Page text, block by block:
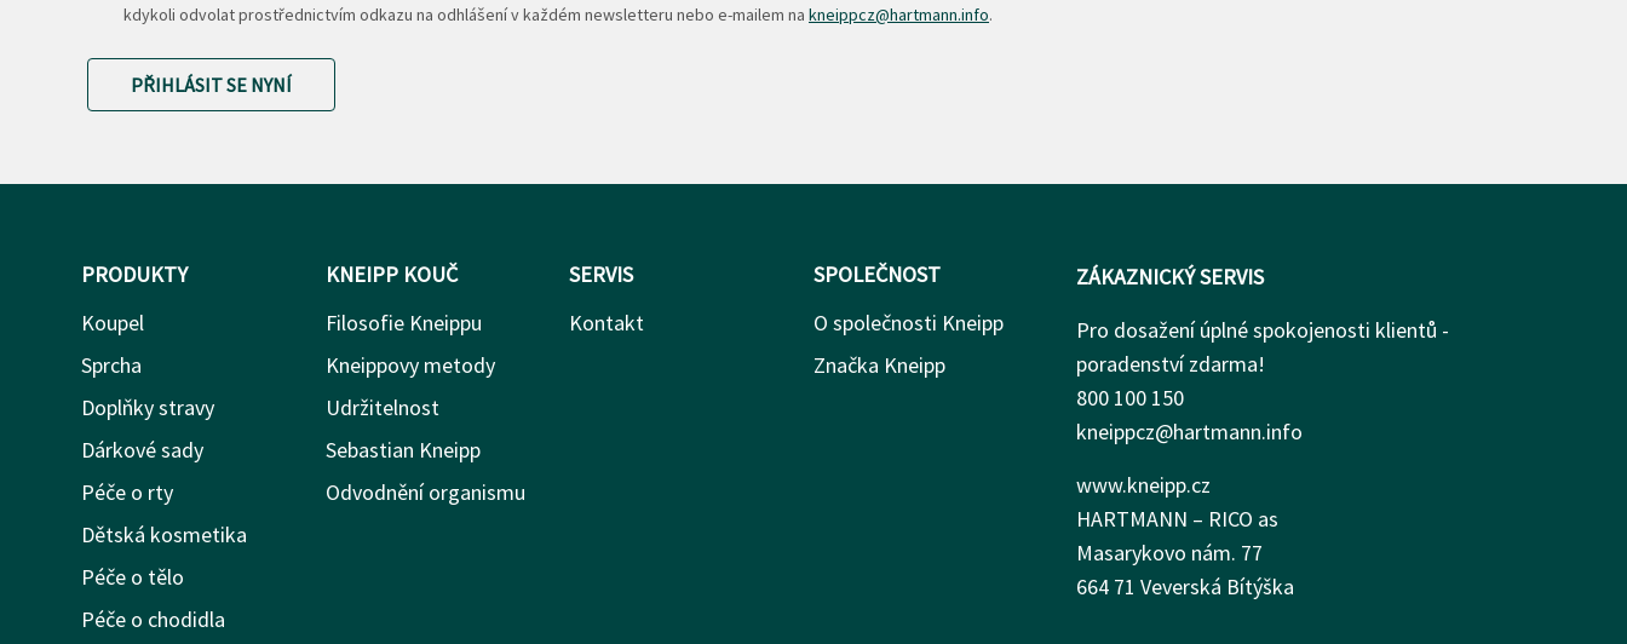
kdykoli odvolat prostřednictvím odkazu na odhlášení v každém newsletteru nebo e-mailem na kneippcz@hartmann.info.
PŘIHLÁSIT SE NYNÍ
PRODUKTY
Koupel
Sprcha
Doplňky stravy
Dárkové sady
Péče o rty
Dětská kosmetika
Péče o tělo
Péče o chodidla
KNEIPP KOUČ
Filosofie Kneippu
Kneippovy metody
Udržitelnost
Sebastian Kneipp
Odvodnění organismu
SERVIS
Kontakt
SPOLEČNOST
O společnosti Kneipp
Značka Kneipp
ZÁKAZNICKÝ SERVIS
Pro dosažení úplné spokojenosti klientů -
poradenství zdarma!
800 100 150
kneippcz@hartmann.info
www.kneipp.cz
HARTMANN – RICO as
Masarykovo nám. 77
664 71 Veverská Bítýška